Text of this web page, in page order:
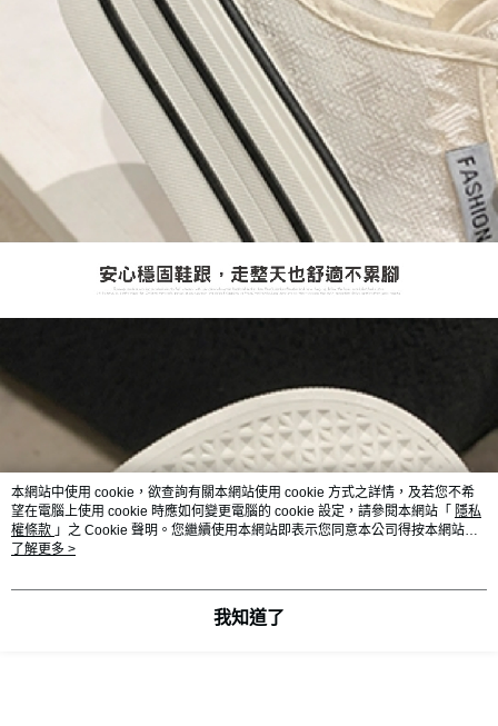
本網站中使用 cookie，欲查詢有關本網站使用 cookie 方式之詳情，及若您不希
望在電腦上使用 cookie 時應如何變更電腦的 cookie 設定，請參閱本網站「 隱私
權條款 」之 Cookie 聲明。您繼續使用本網站即表示您同意本公司得按本網站使
用條款之 Cookie 聲明使用 cookie。
了解更多 >
我知道了